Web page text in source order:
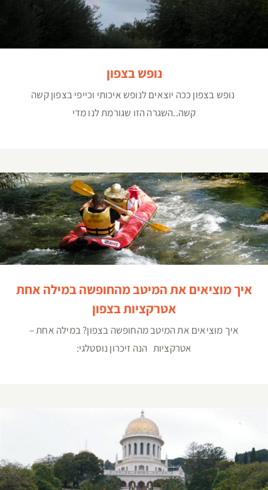
נופש בצפון
נופש בצפון ככה יוצאים לנופש איכותי וכייפי בצפון קשה
קשה..השגרה הזו שגורמת לנו מדי
איך מוציאים את המיטב מהחופשה במילה אחת אטרקציות
בצפון
איך מוציאים את המיטב מהחופשה במילה אחת
אטרקציות בצפון
איך מוציאים את המיטב מהחופשה בצפון? במילה אחת –
אטרקציות הנה זיכרון נוסטלגי: